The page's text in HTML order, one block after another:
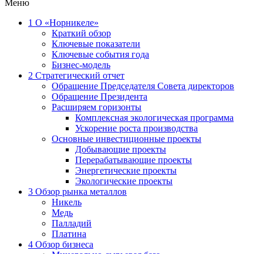
Меню
1 О «Норникеле»
Краткий обзор
Ключевые показатели
Ключевые события года
Бизнес-модель
2 Стратегический отчет
Обращение Председателя Совета директоров
Обращение Президента
Расширяем горизонты
Комплексная экологическая программа
Ускорение роста производства
Основные инвестиционные проекты
Добывающие проекты
Перерабатывающие проекты
Энергетические проекты
Экологические проекты
3 Обзор рынка металлов
Никель
Медь
Палладий
Платина
4 Обзор бизнеса